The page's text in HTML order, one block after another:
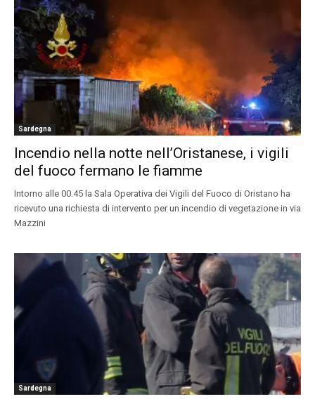
Sardegna
Incendio nella notte nell’Oristanese, i vigili
del fuoco fermano le fiamme
Intorno alle 00.45 la Sala Operativa dei Vigili del Fuoco di Oristano ha
ricevuto una richiesta di intervento per un incendio di vegetazione in via
Mazzini
Sardegna